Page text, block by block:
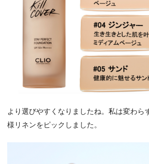
より選びやすくなりましたね。私は変わら
様リネンをピックしました。